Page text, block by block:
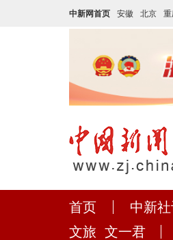
中新网首页 安徽 北京
首页 中新
文旅 文一君